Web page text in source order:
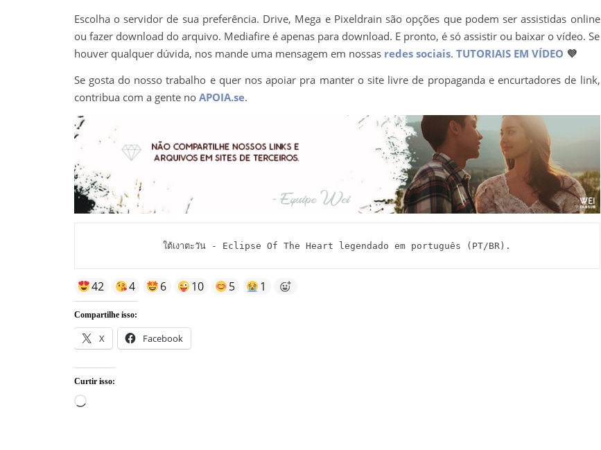
Escolha o servidor de sua preferência. Drive, Mega e Pixeldrain são opções que podem ser assistidas online
ou fazer download do arquivo. Mediafire é apenas para download. E pronto, é só assistir ou baixar o vídeo. Se
houver qualquer dúvida, nos mande uma mensagem em nossas redes sociais. TUTORIAIS EM VÍDEO 💜
Se gosta do nosso trabalho e quer nos apoiar pra manter o site livre de propaganda e encurtadores de link,
contribua com a gente no APOIA.se.
ใต้เงาตะวัน - Eclipse Of The Heart legendado em português (PT/BR).
42 4 6 10 5 1
Compartilhe isso:
X Facebook
Curtir isso:
Carregando...